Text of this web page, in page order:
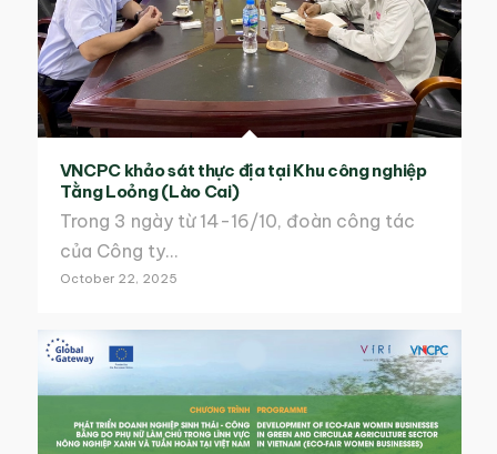
VNCPC khảo sát thực địa tại Khu công nghiệp
Tằng Loỏng (Lào Cai)
Trong 3 ngày từ 14-16/10, đoàn công tác
của Công ty…
October 22, 2025